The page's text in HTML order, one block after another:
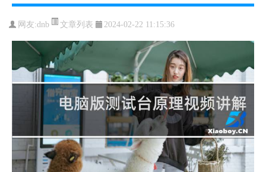
网友:dnb 文章列表 2024-02-22 11:15:36